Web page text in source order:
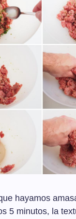
hayamos
5 minutos, la